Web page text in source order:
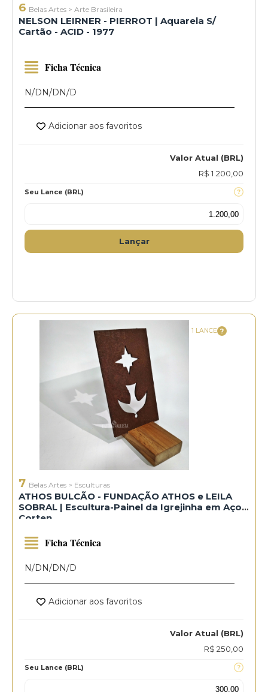
6 Belas Artes > Arte Brasileira
NELSON LEIRNER - PIERROT | Aquarela S/
Cartão - ACID - 1977
Valor Atual (BRL)
R$ 1.200,00
Seu Lance (BRL)
Lançar
Ficha Técnica
N/DN/DN/D
Adicionar aos favoritos
7 Belas Artes > Esculturas
ATHOS BULCÃO - FUNDAÇÃO ATHOS e LEILA
SOBRAL | Escultura-Painel da Igrejinha em Aço
Corten
1 LANCE
Valor Atual (BRL)
R$ 250,00
Seu Lance (BRL)
Ficha Técnica
N/DN/DN/D
Adicionar aos favoritos